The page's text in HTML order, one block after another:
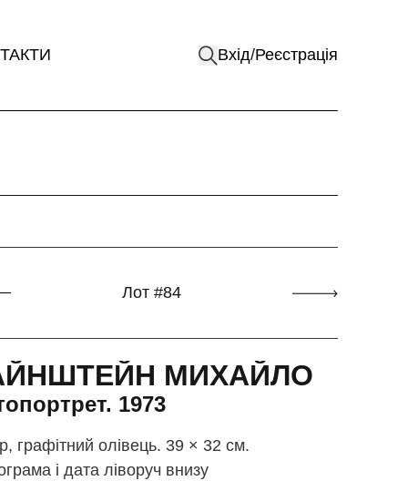
Вхід/Реєстрація
Лот #84
МИХАЙЛО
. 1973
графітний олівець. 39 × 32 см.
і дата ліворуч внизу